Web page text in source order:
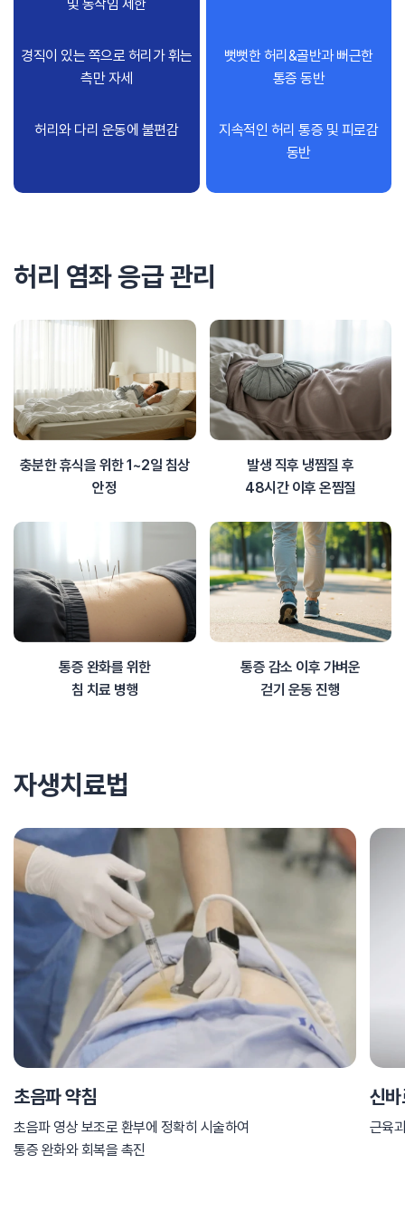
및 동작임 제한
경직이 있는 쪽으로 허리가 휘는
측만 자세
뻣뻣한 허리&골반과 뻐근한
통증 동반
허리와 다리 운동에 불편감
지속적인 허리 통증 및 피로감
동반
허리 염좌 응급 관리
충분한 휴식을 위한 1~2일 침상
안정
발생 직후 냉찜질 후
48시간 이후 온찜질
통증 완화를 위한
침 치료 병행
통증 감소 이후 가벼운
걷기 운동 진행
자생치료법
초음파 약침
초음파 영상 보조로 환부에 정확히 시술하여
통증 완화와 회복을 촉진
신바
근육